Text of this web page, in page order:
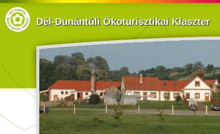
Dél-Dunántúli Ökoturisztikai Klaszter